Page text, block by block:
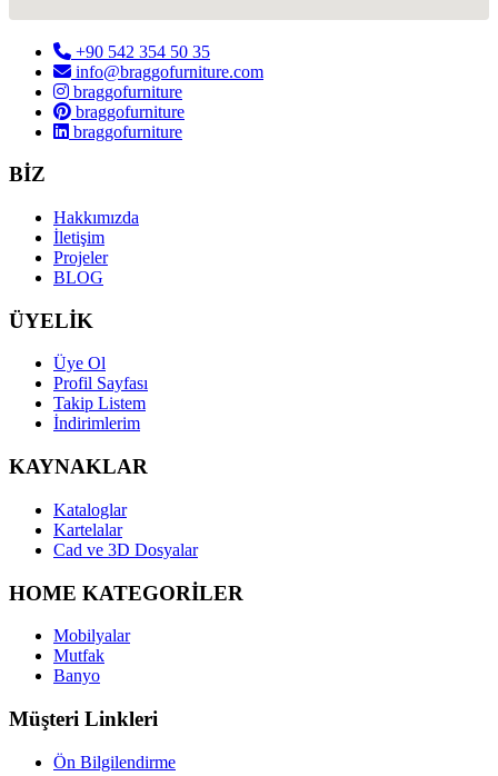
+90 542 354 50 35
info@braggofurniture.com
braggofurniture
braggofurniture
braggofurniture
BİZ
Hakkımızda
İletişim
Projeler
BLOG
ÜYELİK
Üye Ol
Profil Sayfası
Takip Listem
İndirimlerim
KAYNAKLAR
Kataloglar
Kartelalar
Cad ve 3D Dosyalar
HOME KATEGORİLER
Mobilyalar
Mutfak
Banyo
Müşteri Linkleri
Ön Bilgilendirme